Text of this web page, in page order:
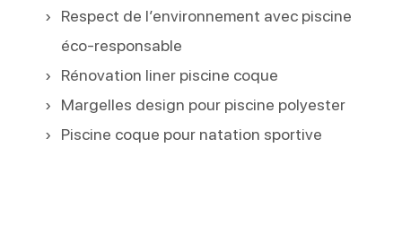
Respect de l’environnement avec piscine
éco-responsable
Rénovation liner piscine coque
Margelles design pour piscine polyester
Piscine coque pour natation sportive